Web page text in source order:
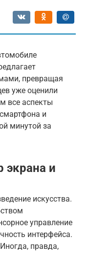
превращая
уже оценили
все аспекты
и
минутой за
экрана и
искусства.
управление
интерфейса.
правда,